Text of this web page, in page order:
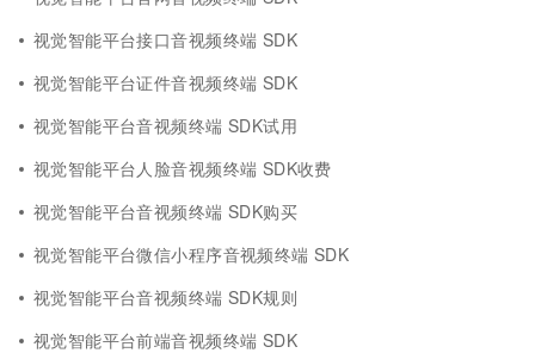
视觉智能平台接口音视频终端 SDK
视觉智能平台证件音视频终端 SDK
视觉智能平台音视频终端 SDK试用
视觉智能平台人脸音视频终端 SDK收费
视觉智能平台音视频终端 SDK购买
视觉智能平台微信小程序音视频终端 SDK
视觉智能平台音视频终端 SDK规则
视觉智能平台前端音视频终端 SDK